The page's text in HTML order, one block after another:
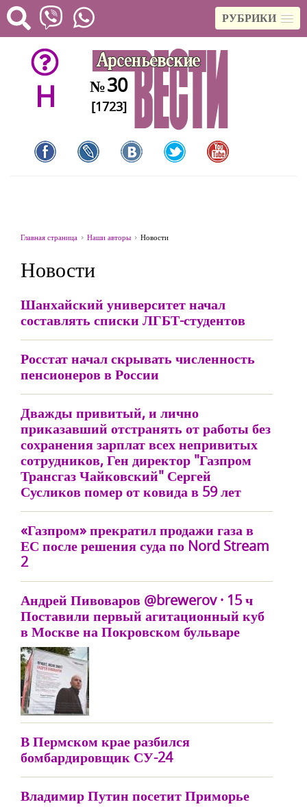
РУБРИКИ
H №30
[1723]
Главная страница Наши авторы Новости
Новости
Шанхайский университет начал
составлять списки ЛГБТ-студентов
Росстат начал скрывать численность
пенсионеров в России
Дважды привитый, и лично
приказавший отстранять от работы без
сохранения зарплат всех непривитых
сотрудников, Ген директор "Газпром
Трансгаз Чайковский" Сергей
Сусликов помер от ковида в 59 лет
«Газпром» прекратил продажи газа в
ЕС после решения суда по Nord Stream
2
Андрей Пивоваров @brewerov · 15 ч
Поставили первый агитационный куб
в Москве на Покровском бульваре
В Пермском крае разбился
бомбардировщик СУ-24
Владимир Путин посетит Приморье